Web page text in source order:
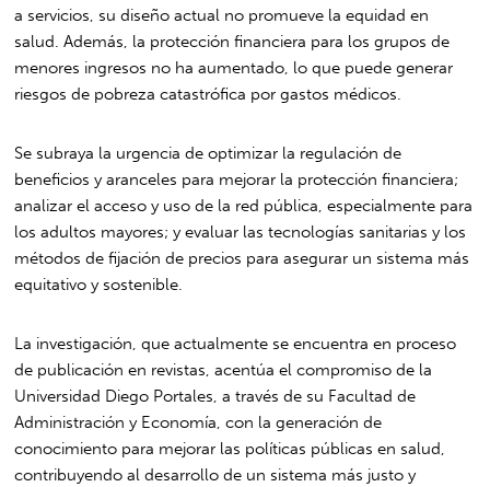
a servicios, su diseño actual no promueve la equidad en
salud. Además, la protección financiera para los grupos de
menores ingresos no ha aumentado, lo que puede generar
riesgos de pobreza catastrófica por gastos médicos.
Se subraya la urgencia de optimizar la regulación de
beneficios y aranceles para mejorar la protección financiera;
analizar el acceso y uso de la red pública, especialmente para
los adultos mayores; y evaluar las tecnologías sanitarias y los
métodos de fijación de precios para asegurar un sistema más
equitativo y sostenible.
La investigación, que actualmente se encuentra en proceso
de publicación en revistas, acentúa el compromiso de la
Universidad Diego Portales, a través de su Facultad de
Administración y Economía, con la generación de
conocimiento para mejorar las políticas públicas en salud,
contribuyendo al desarrollo de un sistema más justo y